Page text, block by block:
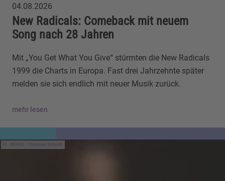
04.08.2026
New Radicals: Comeback mit neuem
Song nach 28 Jahren
Mit „You Get What You Give“ stürmten die New Radicals
1999 die Charts in Europa. Fast drei Jahrzehnte später
melden sie sich endlich mit neuer Musik zurück.
mehr lesen
IMAGO / Christian Schroth